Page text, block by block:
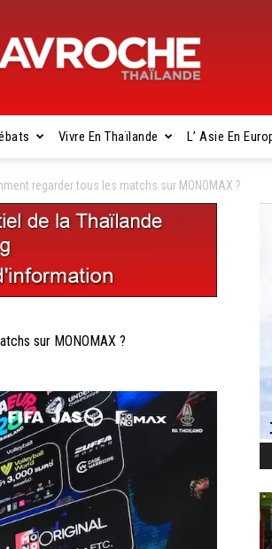
Gavroche
Vivre En Thaïlande L’ Asie En
regarder tous les matchs sur MONOMAX ?
sur MONOMAX ?